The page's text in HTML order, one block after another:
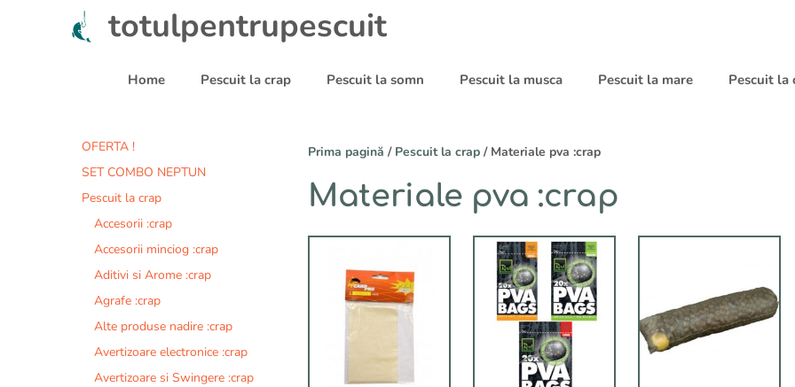
totulpentrupescuit
Home Pescuit la crap Pescuit la somn Pescuit la musca Pescuit la mare Pescuit la
Prima pagină / Pescuit la crap / Materiale pva :crap
Materiale pva :crap
Acest
produs
multe
Opțiunile
OFERTA !
SET COMBO NEPTUN
Pescuit la crap
Accesorii :crap
Accesorii minciog :crap
Aditivi si Arome :crap
Agrafe :crap
Alte produse nadire :crap
Avertizoare electronice :crap
Avertizoare si Swingere :crap